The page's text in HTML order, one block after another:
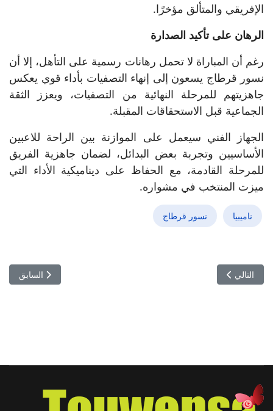
الإفريقي والمتألق مؤخرًا.
الرهان على تأكيد الصدارة
رغم أن المباراة لا تحمل رهانات رسمية على التأهل، إلا أن
نسور قرطاج يسعون إلى إنهاء التصفيات بأداء قوي يعكس
جاهزيتهم للمرحلة النهائية من التصفيات، ويعزز الثقة
الجماعية قبل الاستحقاقات المقبلة.
الجهاز الفني سيعمل على الموازنة بين الراحة للاعبين
الأساسيين وتجربة بعض البدائل، لضمان جاهزية الفريق
للمرحلة القادمة، مع الحفاظ على ديناميكية الأداء التي
ميزت المنتخب في مشواره.
ناميبيا نسور قرطاج
المقال
السابق
المقال التالي: زيدان يفتح الباب أمام تدريب "الديوك": حلم مؤجل بانتظار
التالي